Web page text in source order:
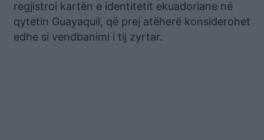
regjistroi kartën e identitetit ekuadoriane në
qytetin Guayaquil, që prej atëherë konsiderohet
edhe si vendbanimi i tij zyrtar.